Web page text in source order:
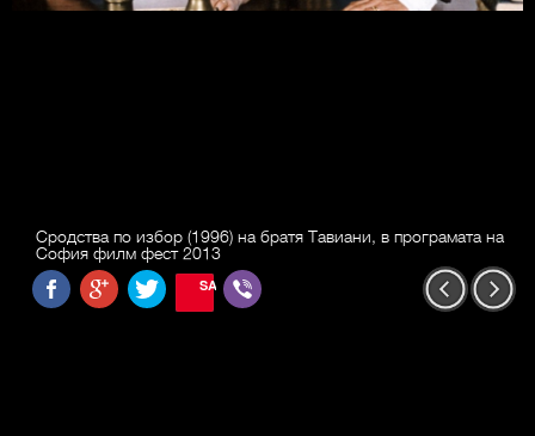
Сродства по избор (1996) на братя Тавиани, в програмата на
София филм фест 2013
SAVE